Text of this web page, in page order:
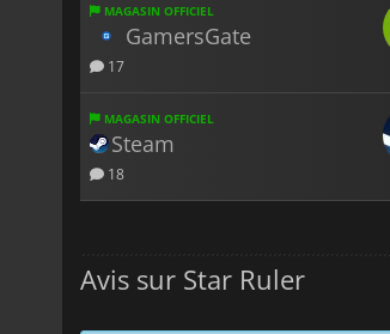
MAGASIN OFFICIEL
GamersGate
17
MAGASIN OFFICIEL
Steam
18
Avis sur Star Ruler